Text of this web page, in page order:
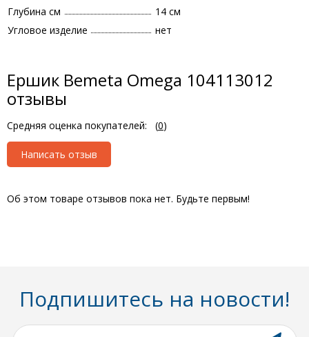
Глубина см
14 см
Угловое изделие
нет
Ершик Bemeta Omega 104113012
отзывы
Средняя оценка покупателей: (0)
Написать отзыв
Об этом товаре отзывов пока нет. Будьте первым!
Подпишитесь на новости!